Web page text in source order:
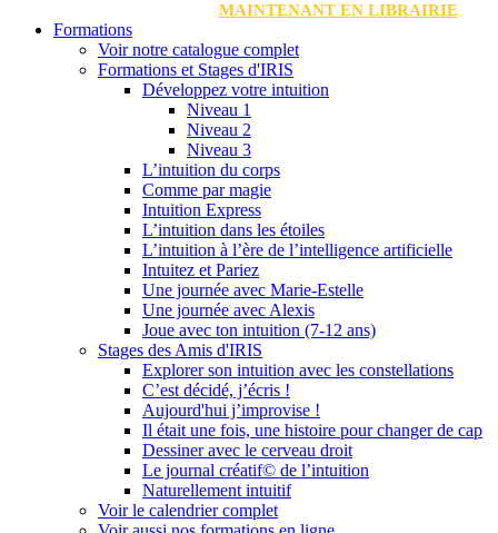
MAINTENANT EN LIBRAIRIE
Formations
Voir notre catalogue complet
Formations et Stages d'IRIS
Développez votre intuition
Niveau 1
Niveau 2
Niveau 3
L’intuition du corps
Comme par magie
Intuition Express
L’intuition dans les étoiles
L’intuition à l’ère de l’intelligence artificielle
Intuitez et Pariez
Une journée avec Marie-Estelle
Une journée avec Alexis
Joue avec ton intuition (7-12 ans)
Stages des Amis d'IRIS
Explorer son intuition avec les constellations
C’est décidé, j’écris !
Aujourd'hui j’improvise !
Il était une fois, une histoire pour changer de cap
Dessiner avec le cerveau droit
Le journal créatif© de l’intuition
Naturellement intuitif
Voir le calendrier complet